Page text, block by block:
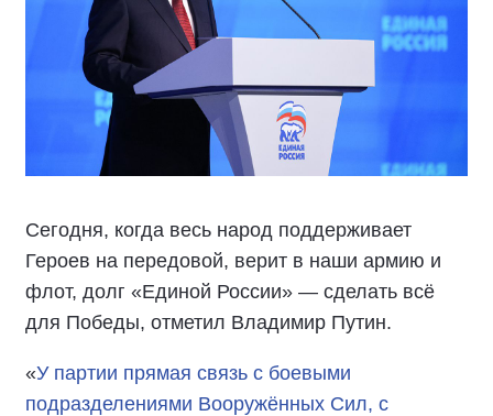
Сегодня, когда весь народ поддерживает
Героев на передовой, верит в наши армию и
флот, долг «Единой России» — сделать всё
для Победы, отметил Владимир Путин.
«У партии прямая связь с боевыми
подразделениями Вооружённых Сил, с